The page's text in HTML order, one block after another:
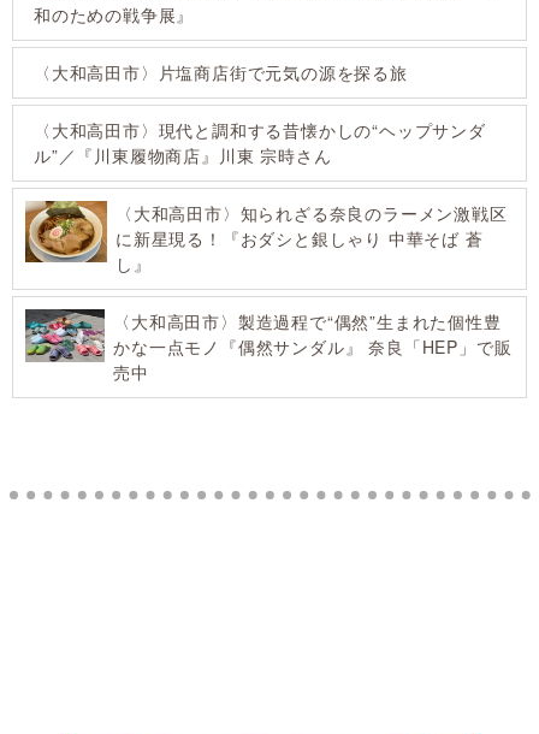
〈大和高田市〉戦後79年、暮らしの中の戦争を
伝える『平和のための戦争展』
〈大和高田市〉片塩商店街で元気の源を
探る旅
〈大和高田市〉現代と調和する昔懐かしの“ヘッ
プサンダル”／『川東履物商店』川東 宗時さん
〈大和高田市〉知られざる奈良のラーメン激戦区